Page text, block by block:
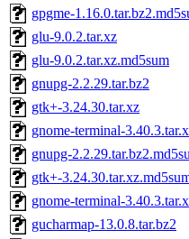
gpgme-
glu-9.0.2.tar.xz
glu-9.0.2.tar.xz.md5sum
gnupg-2.2.29.tar.bz2
gtk+-3.24.30.tar.xz
gnome-terminal-
gnupg-
gtk+-
gnome-terminal-
gucharmap-13.0.8.tar.bz2